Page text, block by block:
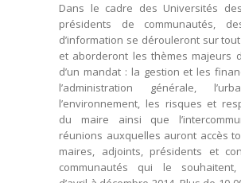
Dans le cadre des Universités
présidents de communautés,
d’information se dérouleront sur
et aborderont les thèmes majeurs
d’un mandat : la gestion et les
l’administration générale,
l’environnement, les risques et
du maire ainsi que
réunions auxquelles auront accès
maires, adjoints, présidents et
communautés qui le souhaitent,